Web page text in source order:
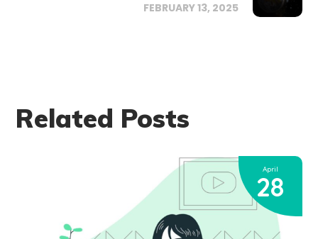
FEBRUARY 13, 2025
Related Posts
April
28